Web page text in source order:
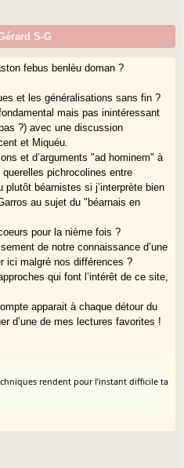
du gascon.
votre raisonnement en acceptant
béarnais, une nov langue que
ai bien lu sur ce site.
on ne peut que constater que le
difficile, voire impossible, tant
intellectuelle est patente.
avec eux.
doute de bien meilleurs
S-G
febus benlèu doman ?
et les généralisations sans fin ?
mais pas inintéressant
?) avec une discussion
et Miquéu.
et d’arguments "ad hominem" à
pichrocolines entre
béarnistes si j’interprète bien
au sujet du "béarnais en
pour la nième fois ?
de notre connaissance d’une
ici malgré nos différences ?
qui font l’intérêt de ce site,
apparait à chaque détour du
d’une de mes lectures favorites !
rendent pour l’instant difficile ta